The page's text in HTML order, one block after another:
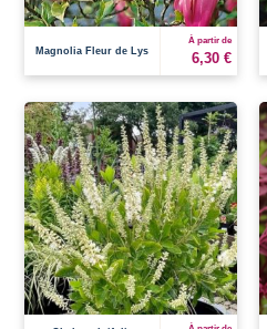
Magnolia Fleur de Lys
À partir de
6,30 €